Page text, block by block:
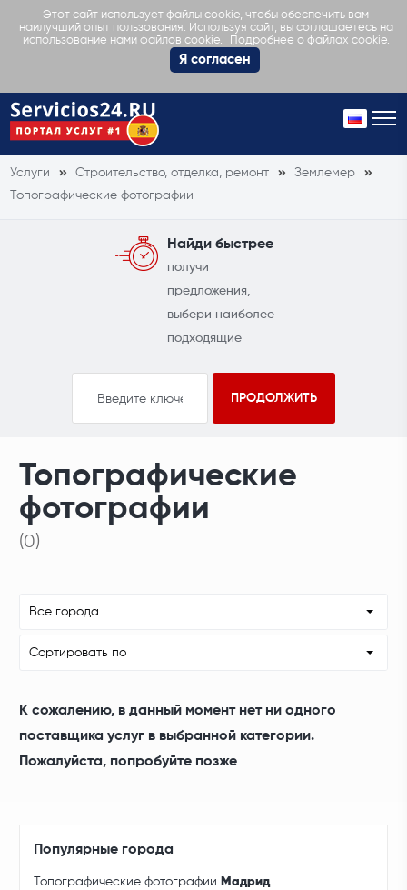
Этот сайт использует файлы cookie, чтобы обеспечить вам
наилучший опыт пользования. Используя сайт, вы соглашаетесь на
использование нами файлов cookie.
Подробнее о файлах cookie.
Я согласен
Услуги Строительство, отделка, ремонт
Землемер
Топографические фотографии
Найди быстрее
получи
предложения,
выбери наиболее
подходящие
Топографические
фотографии
(0)
Все города
Сортировать по
К сожалению, в данный момент нет ни одного
поставщика услуг в выбранной категории.
Пожалуйста, попробуйте позже
Популярные города
Топографические фотографии Мадрид